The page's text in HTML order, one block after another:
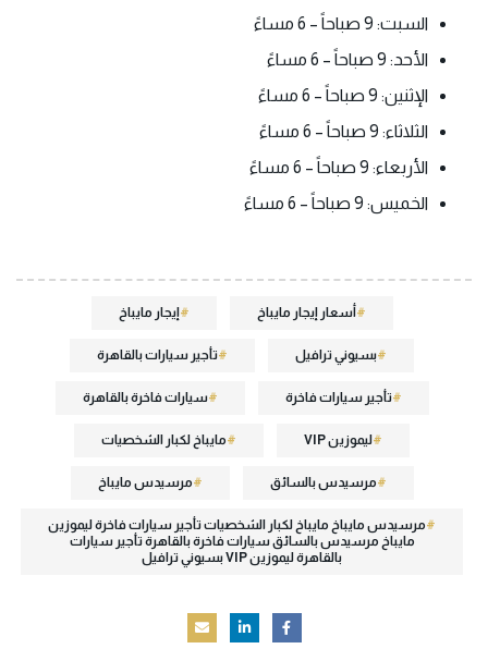
السبت: 9 صباحاً – 6 مساءً
الأحد: 9 صباحاً – 6 مساءً
الإثنين: 9 صباحاً – 6 مساءً
الثلاثاء: 9 صباحاً – 6 مساءً
الأربعاء: 9 صباحاً – 6 مساءً
الخميس: 9 صباحاً – 6 مساءً
أسعار إيجار مايباخ إيجار مايباخ
بسيوني ترافيل تأجير سيارات بالقاهرة
تأجير سيارات فاخرة سيارات فاخرة بالقاهرة
ليموزين VIP مايباخ لكبار الشخصيات
مرسيدس بالسائق مرسيدس مايباخ
مرسيدس مايباخ مايباخ لكبار الشخصيات تأجير سيارات فاخرة ليموزين
مايباخ مرسيدس بالسائق سيارات فاخرة بالقاهرة تأجير سيارات
بالقاهرة ليموزين VIP بسيوني ترافيل